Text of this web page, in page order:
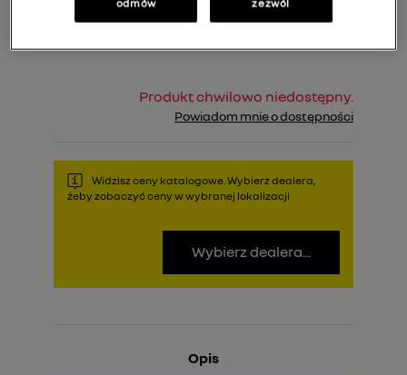
Do koszyka
Produkt chwilowo niedostępny.
Powiadom mnie o dostępności
Widzisz ceny katalogowe. Wybierz dealera,
żeby zobaczyć ceny w wybranej lokalizacji
Wybierz dealera...
Opis
odmów zezwól